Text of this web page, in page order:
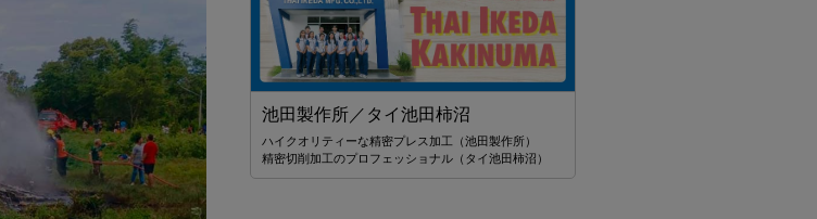
ンド✨2027年の始まりを、
チェンマイで迎えませんか。
ンと華やかな花火が夜空を彩る、感動の
・カウントダウン2027」🎆 JTBタイランド
日発3泊4日入場券付きパッケージツアーを
た。 ✈️航空券＋ホテル＋イベント入場券＋
心の日本語ガイドサポート付き 💫
〜
池田製作所／タイ池田柿沼
ハイクオリティーな精密プレス加工（池田製作所）
精密切削加工のプロフェッショナル（タイ池田柿沼）